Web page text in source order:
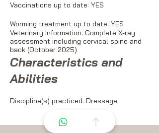
Vaccinations up to date: YES
Worming treatment up to date: YES
Veterinary Information: Complete X-ray
assessment including cervical spine and
back (October 2025)
Characteristics and
Abilities
Discipline(s) practiced: Dressage